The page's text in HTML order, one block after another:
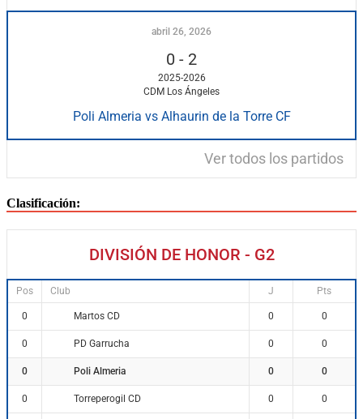
abril 26, 2026
0 - 2
2025-2026
CDM Los Ángeles
Poli Almeria vs Alhaurin de la Torre CF
Ver todos los partidos
Clasificación:
DIVISIÓN DE HONOR - G2
Pos Club J Pts
0 Martos CD 0 0
0 PD Garrucha 0 0
0 Poli Almeria 0 0
0 Torreperogil CD 0 0